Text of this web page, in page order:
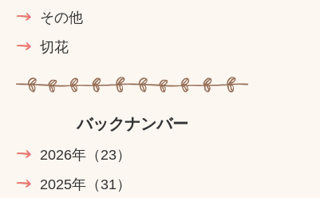
その他
切花
バックナンバー
2026年 （23）
2025年 （31）